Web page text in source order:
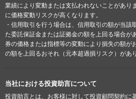
業績により変動または支払われないことがあり
に価格変動リスクが高くなります。
・信用取引を行う場合は、信用取引の額が当
た委託保証金または証拠金の額を上回る場合が
券の価格または指標等の変動により損失の額が
の額を上回るおそれ（元本超過損リスク）があ
当社における投資助言について
投資助言とは、お客様に対して投資顧問契約に